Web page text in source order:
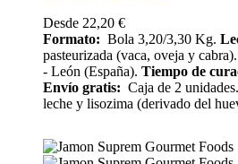
Desde 22,20 €
Formato: Bola 3,20/3,30 Kg.
pasteurizada (vaca, oveja y cabra).
- León (España). Tiempo de
Envío gratis: Caja de 2 unidades.
leche y lisozima (derivado del